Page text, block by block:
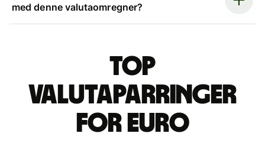
med denne valutaomregner?
Top
valutaparringer
for euro